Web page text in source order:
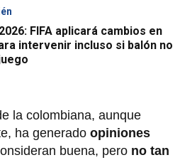
FIFA aplicará cambios en
intervenir incluso si balón no
la colombiana, aunque
ha generado opiniones
buena, pero no tan